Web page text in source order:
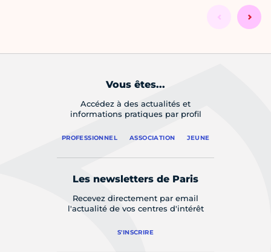
Vous êtes...
Accédez à des actualités et
informations pratiques par profil
PROFESSIONNEL ASSOCIATION JEUNE
Les newsletters de Paris
Recevez directement par email
l'actualité de vos centres d'intérêt
S'INSCRIRE